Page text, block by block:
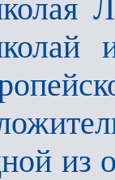
из